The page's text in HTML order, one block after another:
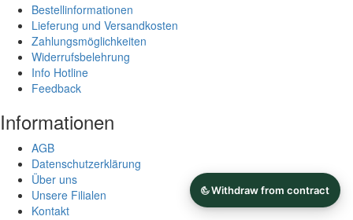
Bestellinformationen
Lieferung und Versandkosten
Zahlungsmöglichkeiten
Widerrufsbelehrung
Info Hotline
Feedback
Informationen
AGB
Datenschutzerklärung
Über uns
Unsere Filialen
Kontakt